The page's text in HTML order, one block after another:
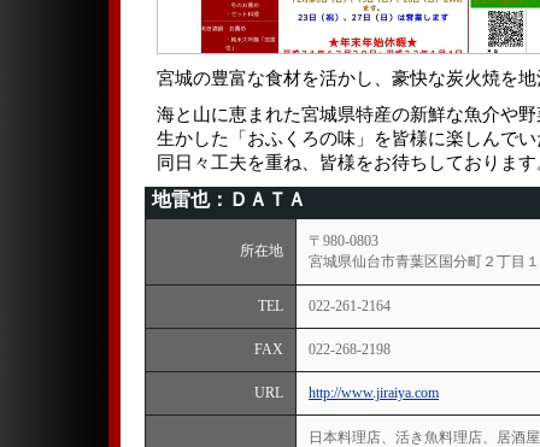
宮城の豊富な食材を活かし、豪快な炭火焼を
海と山に恵まれた宮城県特産の新鮮な魚介や
生かした「おふくろの味」を皆様に楽しんで
同日々工夫を重ね、皆様をお待ちしております
地雷也：ＤＡＴＡ
所在地
〒980-0803
宮城県仙台市青葉区国分町２丁目
TEL 022-261-2164
FAX 022-268-2198
URL http://www.jiraiya.com
日本料理店、活き魚料理店、居酒